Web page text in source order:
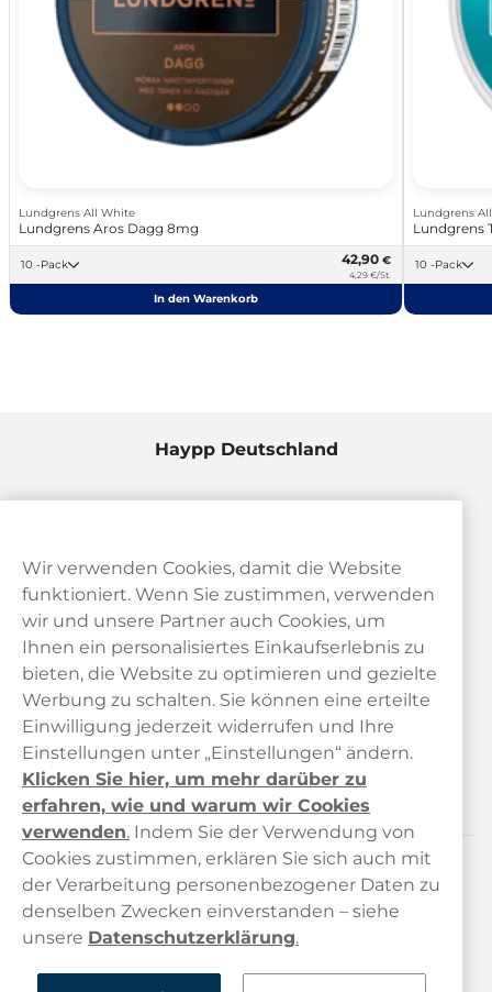
Lundgrens All White
Lundgrens Aros Dagg 8mg
10 -Pack 42,90 €
4,29 €/St.
In den Warenkorb
Lundgrens
Lundgrens
10 -Pack
Haypp Deutschland
Kontaktiere uns!
hallo@haypp.com
Kundendienst
Links
Über uns
Wir verwenden Cookies, damit die Website
funktioniert. Wenn Sie zustimmen, verwenden
wir und unsere Partner auch Cookies, um
Ihnen ein personalisiertes Einkaufserlebnis zu
bieten, die Website zu optimieren und gezielte
Werbung zu schalten. Sie können eine erteilte
Einwilligung jederzeit widerrufen und Ihre
Einstellungen unter „Einstellungen“ ändern.
Klicken Sie hier, um mehr darüber zu
erfahren, wie und warum wir Cookies
verwenden. Indem Sie der Verwendung von
Cookies zustimmen, erklären Sie sich auch mit
der Verarbeitung personenbezogener Daten zu
denselben Zwecken einverstanden – siehe
unsere Datenschutzerklärung.